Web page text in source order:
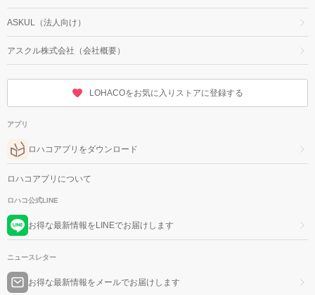
ASKUL（法人向け）
アスクル株式会社（会社概要）
LOHACOをお気に入りストアに登録する
アプリ
ロハコアプリをダウンロード
ロハコアプリについて
ロハコ公式LINE
お得な最新情報をLINEでお届けします
ニュースレター
お得な最新情報をメールでお届けします